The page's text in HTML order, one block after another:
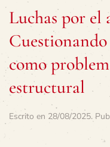
Luchas por el
como
estructural
Escrito en 28/08/2025.